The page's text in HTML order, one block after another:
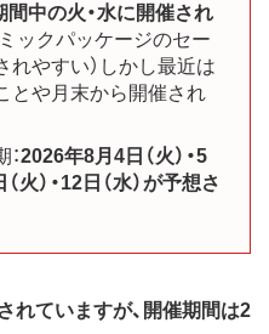
間中の火・水に開催され
ミックパッケージのセー
やすい）しかし最近は
とや月末から開催され
2026年8月4日（火）・5
火）・12日（水）が予想さ
れていますが、開催期間は2